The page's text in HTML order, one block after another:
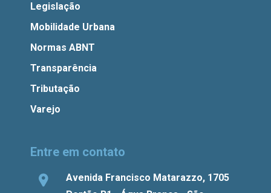
Legislação
Mobilidade Urbana
Normas ABNT
Transparência
Tributação
Varejo
Entre em contato
Avenida Francisco Matarazzo, 1705